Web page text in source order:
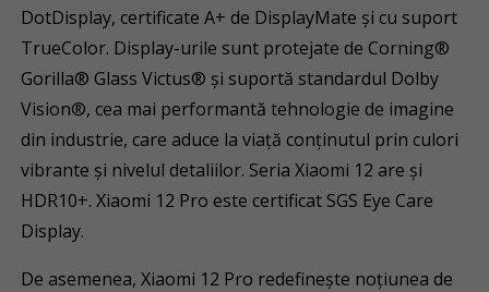
DotDisplay, certificate A+ de DisplayMate și cu suport
TrueColor. Display-urile sunt protejate de Corning®
Gorilla® Glass Victus® și suportă standardul Dolby
Vision®, cea mai performantă tehnologie de imagine
din industrie, care aduce la viață conținutul prin culori
vibrante și nivelul detaliilor. Seria Xiaomi 12 are și
HDR10+. Xiaomi 12 Pro este certificat SGS Eye Care
Display.
De asemenea, Xiaomi 12 Pro redefinește noțiunea de